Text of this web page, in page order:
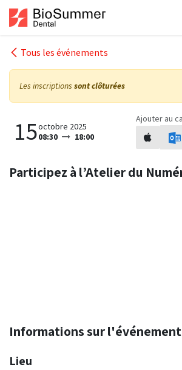
Se rendre au contenu
Tous les événements
Les inscriptions sont clôturées
15octobre 2025
08:30
18:00
Ajouter au
Participez à l’Atelier du
Informations sur l'événement
Lieu